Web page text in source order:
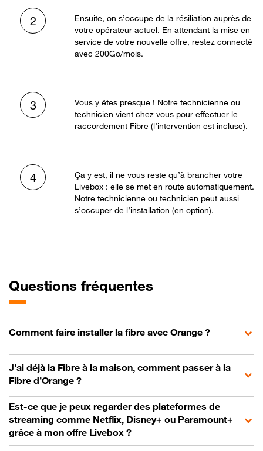
2
Ensuite, on s’occupe de la résiliation auprès de
votre opérateur actuel. En attendant la mise en
service de votre nouvelle offre, restez connecté
avec 200Go/mois.
3
Vous y êtes presque ! Notre technicienne ou
technicien vient chez vous pour effectuer le
raccordement Fibre (l’intervention est incluse).
4
Ça y est, il ne vous reste qu’à brancher votre
Livebox : elle se met en route automatiquement.
Notre technicienne ou technicien peut aussi
s’occuper de l’installation (en option).
Questions fréquentes
Comment faire installer la fibre avec Orange ?
J’ai déjà la Fibre à la maison, comment passer à la
Fibre d’Orange ?
Est-ce que je peux regarder des plateformes de
streaming comme Netflix, Disney+ ou Paramount+
grâce à mon offre Livebox ?